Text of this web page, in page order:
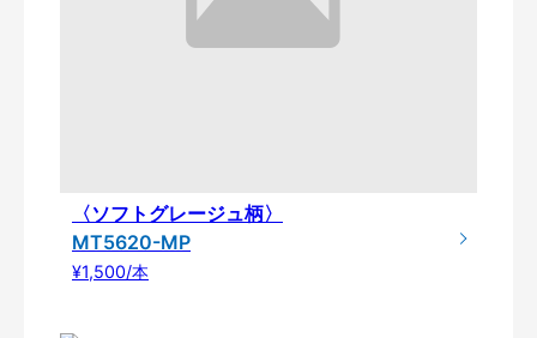
〈ソフトグレージュ柄〉
MT5620-MP
¥1,500/本